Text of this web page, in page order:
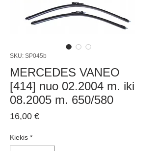
SKU: SP045b
MERCEDES VANEO
[414] nuo 02.2004 m. iki
08.2005 m. 650/580
16,00 €Price
Kiekis *